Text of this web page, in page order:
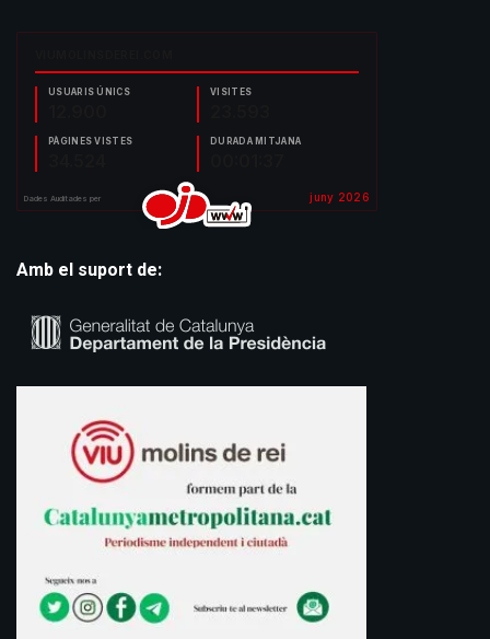
Amb el suport de: